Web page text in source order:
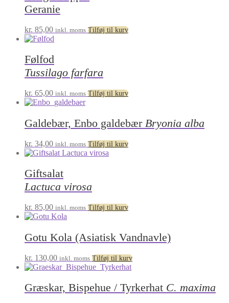
Geranie
kr. 85,00 inkl. moms Tilføj til kurv
Følfod
Tussilago farfara
kr. 65,00 inkl. moms Tilføj til kurv
Galdebær, Enbo galdebærBryonia alba
kr. 34,00 inkl. moms Tilføj til kurv
Giftsalat
Lactuca virosa
kr. 85,00 inkl. moms Tilføj til kurv
Gotu Kola (Asiatisk Vandnavle)
kr. 130,00 inkl. moms Tilføj til kurv
Græskar, Bispehue / Tyrkerhat C. maxima